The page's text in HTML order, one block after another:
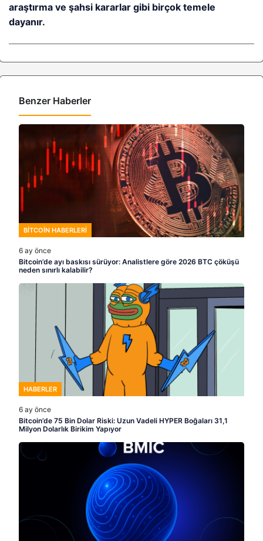
araştırma ve şahsi kararlar gibi birçok temele
dayanır.
Benzer Haberler
BITCOIN HABERLERI
6 ay önce
Bitcoin’de ayı baskısı sürüyor: Analistlere göre 2026 BTC çöküşü
neden sınırlı kalabilir?
HABERLER
6 ay önce
Bitcoin’de 75 Bin Dolar Riski: Uzun Vadeli HYPER Boğaları 31,1
Milyon Dolarlık Birikim Yapıyor